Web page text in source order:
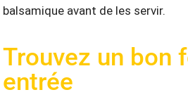
balsamique avant de les servir.
Trouvez un bon
entrée